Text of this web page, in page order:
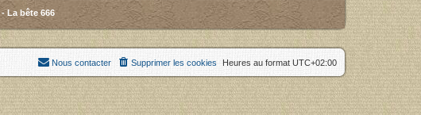
-La bête 666
Heures au format UTC+02:00
Supprimer les cookies
Nous contacter